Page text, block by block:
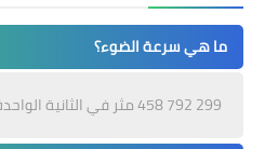
ما هي سرعة الضوء؟
299 792 458 مثر في الثانية الواحدة